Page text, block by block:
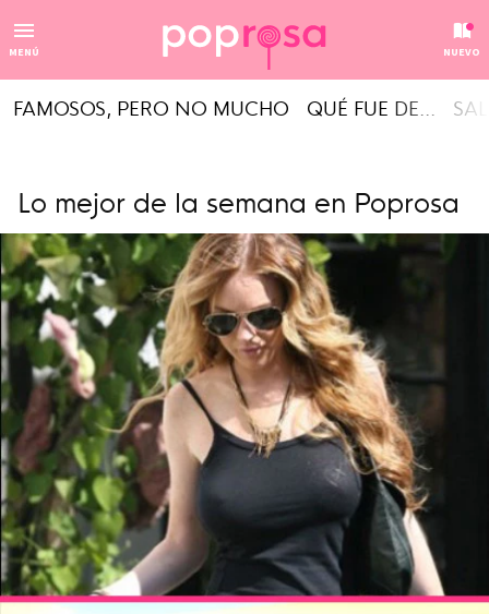
MENÚ NUEVO
FAMOSOS, PERO NO MUCHO QUÉ FUE DE...
Lo mejor de la semana en Poprosa